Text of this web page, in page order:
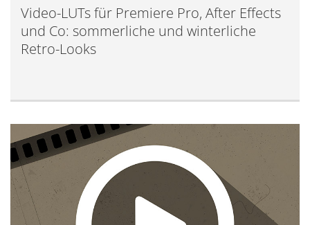
Video-LUTs für Premiere Pro, After Effects
und Co: sommerliche und winterliche
Retro-Looks